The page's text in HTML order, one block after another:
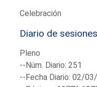
Celebración
Diario de sesiones
Pleno
--Núm. Diario: 251
--Fecha Diario: 02/